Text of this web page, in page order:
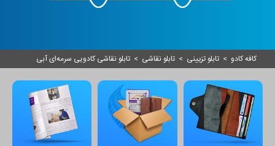
کافه کادو > تابلو تزیینی > تابلو نقاشی > تابلو نقاشی کادویی سرمه‌ای آبی